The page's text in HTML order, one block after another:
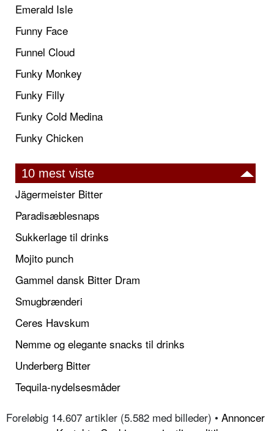
Emerald Isle
Funny Face
Funnel Cloud
Funky Monkey
Funky Filly
Funky Cold Medina
Funky Chicken
10 mest viste
Jägermeister Bitter
Paradisæblesnaps
Sukkerlage til drinks
Mojito punch
Gammel dansk Bitter Dram
Smugbrænderi
Ceres Havskum
Nemme og elegante snacks til drinks
Underberg Bitter
Tequila-nydelsesmåder
Foreløbig 14.607 artikler (5.582 med billeder) • Annoncer